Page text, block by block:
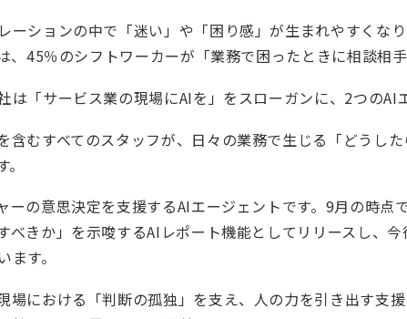
ーションの中で「迷い」や「困り感」が生まれやすくな
、45％のシフトワーカーが「業務で困ったときに相談相
は「サービス業の現場にAIを」をスローガンに、2つのAI
含むすべてのスタッフが、日々の業務で生じる「どうし
ーの意思決定を支援するAIエージェントです。9月の時点
べきか」を示唆するAIレポート機能としてリリースし、
す。
場における「判断の孤独」を支え、人の力を引き出す支